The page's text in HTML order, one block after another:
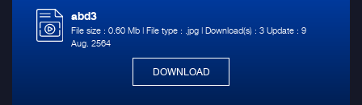
abd3
File size : 0.60 Mb | File type : .jpg | Download(s) : 3 Update : 9
Aug. 2564
DOWNLOAD